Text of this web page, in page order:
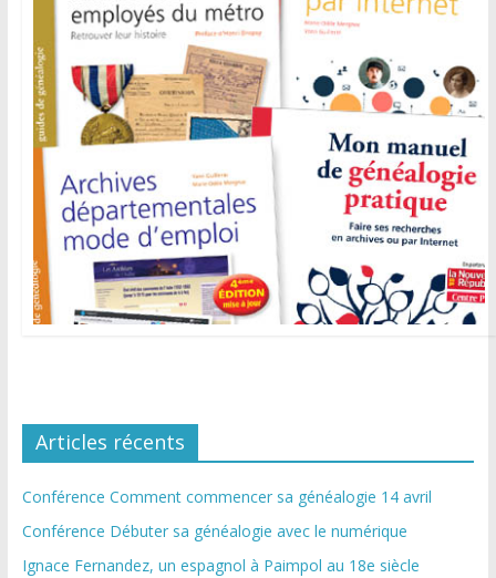
Articles récents
Conférence Comment commencer sa généalogie 14 avril
Conférence Débuter sa généalogie avec le numérique
Ignace Fernandez, un espagnol à Paimpol au 18e siècle